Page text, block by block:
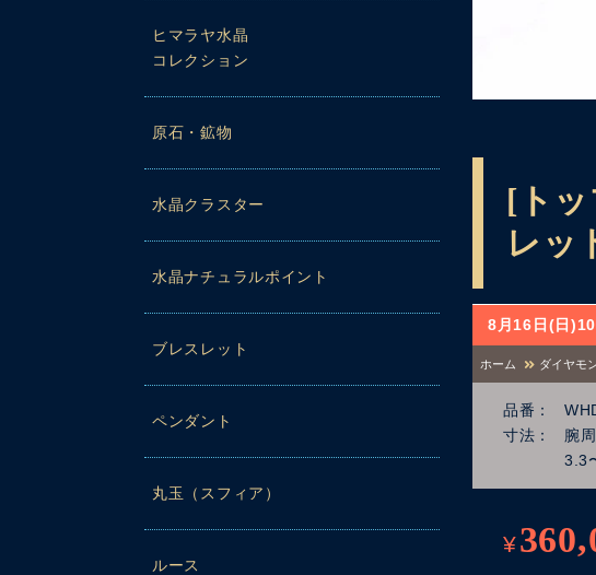
ヒマラヤ水晶
コレクション
原石・鉱物
水晶クラスター
水晶ナチュラルポイント
ブレスレット
ペンダント
丸玉（スフィア）
ルース
[ト
レッ
8月16日(日
ホーム ダイヤモ
品番
寸法
腕
3.3
¥